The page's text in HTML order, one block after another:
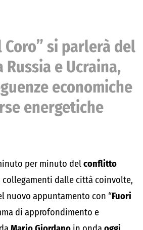
Coro” si parlerà del
e Ucraina,
economiche
energetiche
per minuto delconflitto
collegamenti dalle città coinvolte,
nuovo appuntamento con “Fuori
di approfondimento e